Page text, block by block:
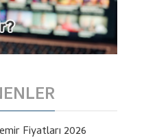
Fiyatları 2026